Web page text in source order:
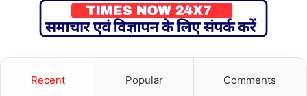
Recent Popular Comments